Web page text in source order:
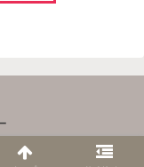
Rights Reserved.